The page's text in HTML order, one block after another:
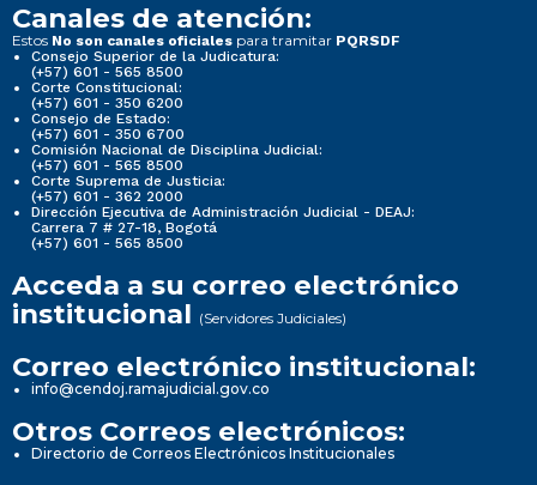
Canales de atención:
Estos No son canales oficiales para tramitar PQRSDF
Consejo Superior de la Judicatura:
(+57) 601 - 565 8500
Corte Constitucional:
(+57) 601 - 350 6200
Consejo de Estado:
(+57) 601 - 350 6700
Comisión Nacional de Disciplina Judicial:
(+57) 601 - 565 8500
Corte Suprema de Justicia:
(+57) 601 - 362 2000
Dirección Ejecutiva de Administración Judicial - DEAJ:
Carrera 7 # 27-18, Bogotá
(+57) 601 - 565 8500
Acceda a su correo electrónico
institucional (Servidores Judiciales)
Correo electrónico institucional:
info@cendoj.ramajudicial.gov.co
Otros Correos electrónicos:
Directorio de Correos Electrónicos Institucionales